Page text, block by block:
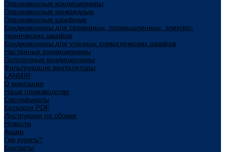
Прецизионные кондиционеры
Прецизионные межрядные
Прецизионные шкафные
Кондиционеры для серверных, промышленных, электро-
технических шкафов
Кондиционеры для уличных климатических шкафов
Настенные кондиционеры
Потолочные кондиционеры
Фильтрующие вентиляторы
LANMIR
О компании
Наше производство
Сертификаты
Каталоги PDF
Инструкции по сборке
Новости
Акции
Где купить?
Контакты